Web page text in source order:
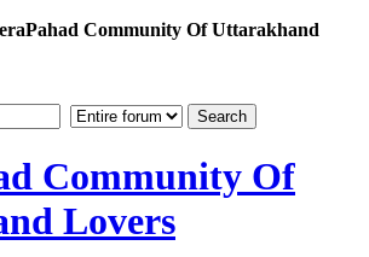
Community Of Uttarakhand
Community Of
Lovers